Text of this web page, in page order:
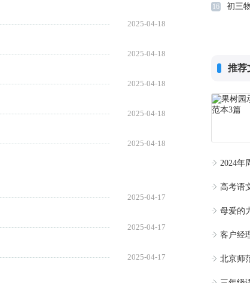
2025-04-18
2025-04-18
2025-04-18
2025-04-18
2025-04-18
2025-04-17
2025-04-17
2025-04-17
16 初三
推荐
2024年
高考语
母爱的
客户经
北京师范